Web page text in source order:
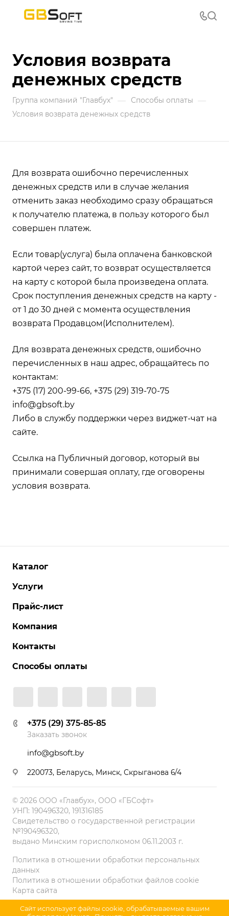
Условия возврата
денежных средств
Группа компаний "Главбух" — Способы оплаты —
Условия возврата денежных средств
Для возврата ошибочно перечисленных
денежных средств или в случае желания
отменить заказ необходимо сразу обращаться
к получателю платежа, в пользу которого был
совершен платеж.
Если товар(услуга) была оплачена банковской
картой через сайт, то возврат осуществляется
на карту с которой была произведена оплата.
Срок поступления денежных средств на карту -
от 1 до 30 дней с момента осуществления
возврата Продавцом(Исполнителем).
Для возврата денежных средств, ошибочно
перечисленных в наш адрес, обращайтесь по
контактам:
+375 (17) 200-99-66, +375 (29) 319-70-75
info@gbsoft.by
Либо в службу поддержки через виджет-чат на
сайте.
Ссылка на Публичный договор, который вы
принимали совершая оплату, где оговорены
условия возврата.
Каталог
Услуги
Прайс-лист
Компания
Контакты
Способы оплаты
+375 (29) 375-85-85
Заказать звонок
info@gbsoft.by
220073, Беларусь, Минск, Скрыганова 6/4
© 2026 ООО «Главбух», ООО «ГБСофт»
УНП: 190496320, 191316185
Свидетельство о государственной регистрации
№190496320,
выдано Минским горисполкомом 06.11.2003 г.
Политика в отношении обработки персональных
данных
Политика в отношении обработки файлов cookie
Карта сайта
Сайт использует файлы cookie, обрабатываемые вашим